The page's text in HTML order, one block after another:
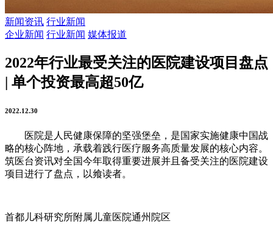
新闻资讯 行业新闻
企业新闻 行业新闻 媒体报道
2022年行业最受关注的医院建设项目盘点
| 单个投资最高超50亿
2022.12.30
医院是人民健康保障的坚强堡垒，是国家实施健康中国战
略的核心阵地，承载着践行医疗服务高质量发展的核心内容。
筑医台资讯对全国今年取得重要进展并且备受关注的医院建设
项目进行了盘点，以飨读者。
首都儿科研究所附属儿童医院通州院区